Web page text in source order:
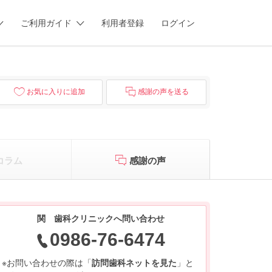
ご利用ガイド 利用者登録 ログイン
お気に入りに追加 感謝の声を送る
ラム 感謝の声
関 歯科クリニックへ問い合わせ
0986-76-6474
※お問い合わせの際は「訪問歯科ネットを見た 」と